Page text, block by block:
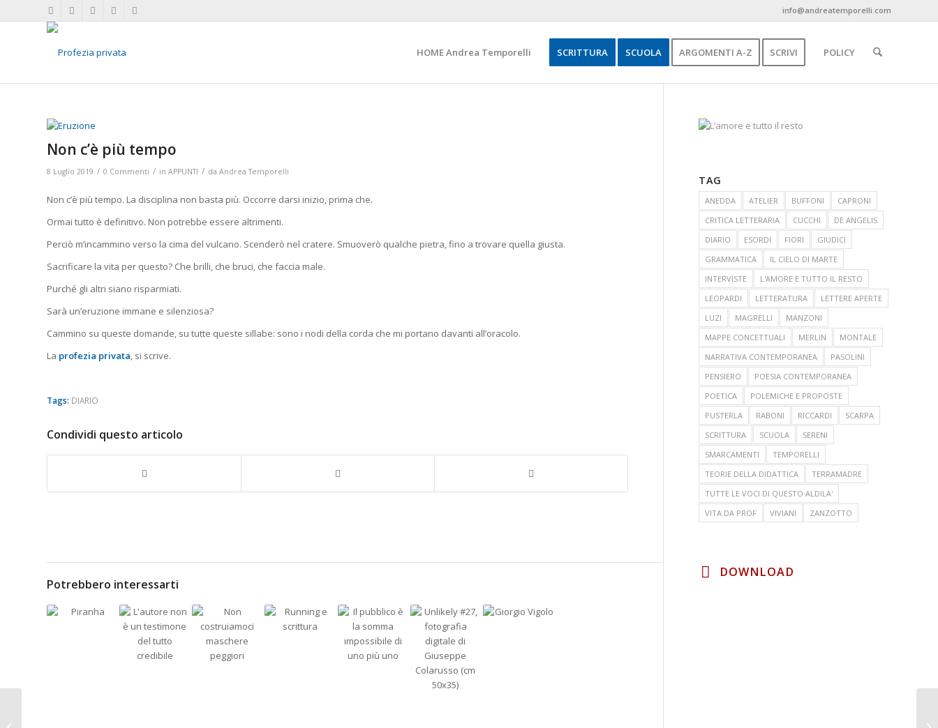
info@andreatemporelli.com
HOME Andrea Temporelli SCRITTURA SCUOLA ARGOMENTI A-Z SCRIVI POLICY
Non c’è più tempo
8 Luglio 2019 / 0 Commenti / in APPUNTI / da Andrea Temporelli
Non c’è più tempo. La disciplina non basta più. Occorre darsi inizio, prima che.
Ormai tutto è definitivo. Non potrebbe essere altrimenti.
Perciò m’incammino verso la cima del vulcano. Scenderò nel cratere. Smuoverò qualche pietra, fino a trovare quella giusta.
Sacrificare la vita per questo? Che brilli, che bruci, che faccia male.
Purché gli altri siano risparmiati.
Sarà un’eruzione immane e silenziosa?
Cammino su queste domande, su tutte queste sillabe: sono i nodi della corda che mi portano davanti all’oracolo.
La profezia privata, si scrive.
Tags: DIARIO
Condividi questo articolo
Potrebbero interessarti
TAG
ANEDDA ATELIER BUFFONI
CAPRONI
CRITICA LETTERARIA
CUCCHI
DE ANGELIS
DIARIO
ESORDI FIORI
GIUDICI
GRAMMATICA
IL CIELO DI MARTE
INTERVISTE
L'AMORE E TUTTO IL RESTO
LEOPARDI
LETTERATURA
LETTERE APERTE
LUZI
MAGRELLI
MANZONI
MAPPE CONCETTUALI
MERLIN
MONTALE
NARRATIVA CONTEMPORANEA
PASOLINI
PENSIERO
POESIA CONTEMPORANEA
POETICA
POLEMICHE E PROPOSTE
PUSTERLA
RABONI RICCARDI
SCARPA
SCRITTURA
SCUOLA
SERENI
SMARCAMENTI
TEMPORELLI
TEORIE DELLA DIDATTICA
TERRAMADRE
TUTTE LE VOCI DI QUESTO ALDILA'
VITA DA PROF
VIVIANI ZANZOTTO
DOWNLOAD